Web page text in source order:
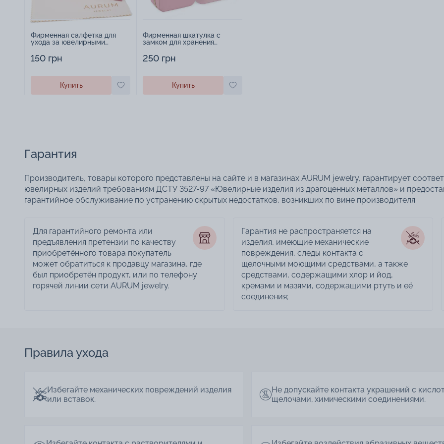
Фирменная салфетка для
ухода за ювелирными
150 грн
Купить
Фирменная шкатулка с
замком для хранения
250 грн
Купить
Гарантия
Производитель, товары которого представлены на сайте и в магазинах AURUM jewelry, гарантирует
ювелирных изделий требованиям ДСТУ 3527-97 «Ювелирные изделия из драгоценных металлов» и
гарантийное обслуживание по устранению скрытых недостатков, возникших по вине производителя.
Для гарантийного ремонта или
предъявления претензии по качеству
приобретённого товара покупатель
может обратиться к продавцу магазина, где
был приобретён продукт, или по телефону
горячей линии сети AURUM jewelry.
Гарантия не распространяется на
изделия, имеющие механические
повреждения, следы контакта с
щелочными моющими средствами, а также
средствами, содержащими хлор и йод,
кремами и мазями, содержащими ртуть и её
соединения;
Правила ухода
Избегайте механических повреждений изделия
или вставок.
Не допускайте контакта украшений с
щелочами, химическими соединениями.